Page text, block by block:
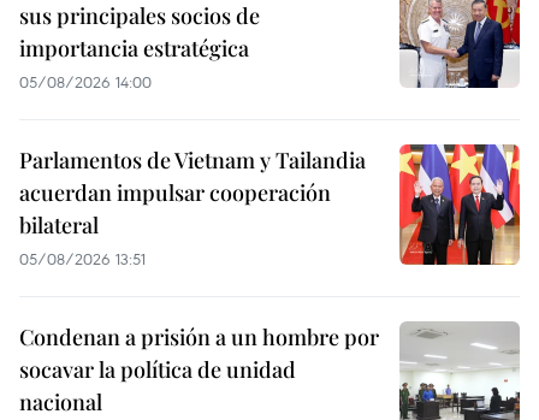
sus principales socios de
importancia estratégica
05/08/2026 14:00
Parlamentos de Vietnam y Tailandia
acuerdan impulsar cooperación
bilateral
05/08/2026 13:51
Condenan a prisión a un hombre por
socavar la política de unidad
nacional